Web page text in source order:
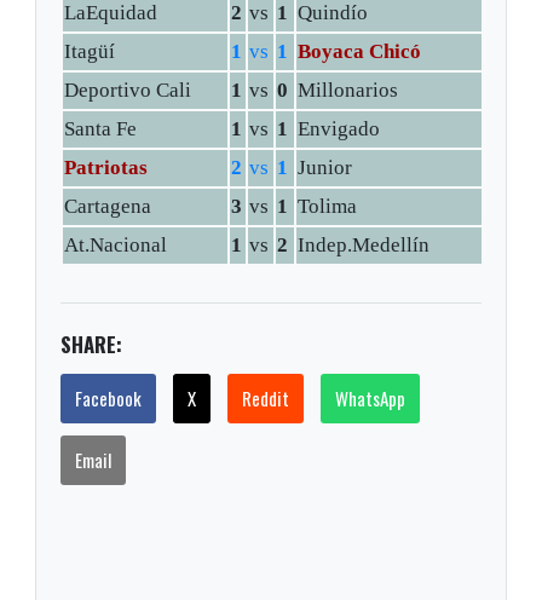
LaEquidad
2 vs 1 Quindío
Itagüí
1 vs 1 Boyaca Chicó
Deportivo Cali
1 vs 0 Millonarios
Santa Fe
1 vs 1 Envigado
Patriotas
2 vs 1 Junior
Cartagena
3 vs 1 Tolima
At.Nacional
1 vs 2 Indep.Medellín
SHARE:
Facebook X Reddit WhatsApp
Email